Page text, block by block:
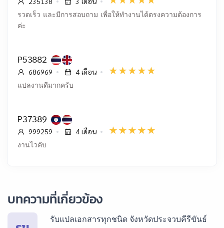
รวดเร็ว และมีการสอบถาม เพื่อให้ทำงานได้ตรงความต้องการ
ค่ะ
P53882
686969 4 เดือน
แปลงานดีมากครับ
P37389
999259 4 เดือน
งานไวคับ
บทความที่เกี่ยวข้อง
รับแปลเอกสารทุกชนิด จังหวัดประจวบคีรีขันธ์